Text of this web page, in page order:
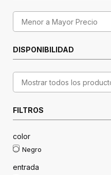
DISPONIBILIDAD
FILTROS
color
Negro
entrada